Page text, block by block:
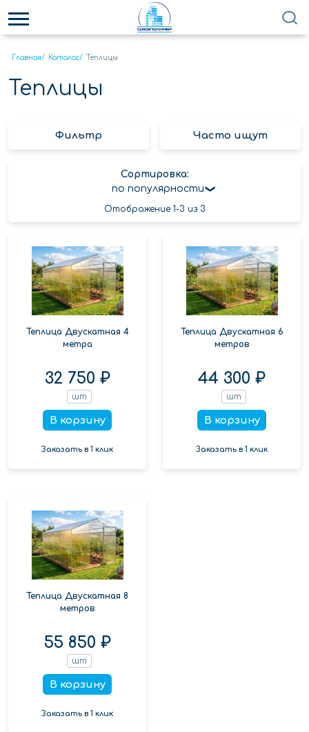
Главная/ Каталог/ Теплицы
Теплицы
Фильтр Часто ищут
Сортировка:
по популярности
Отображение 1-3 из 3
Теплица Двускатная 4
метра
32 750 ₽
шт
В корзину
Заказать в 1 клик
Теплица Двускатная 6
метров
44 300 ₽
шт
В корзину
Заказать в 1 клик
Теплица Двускатная 8
метров
55 850 ₽
шт
В корзину
Заказать в 1 клик